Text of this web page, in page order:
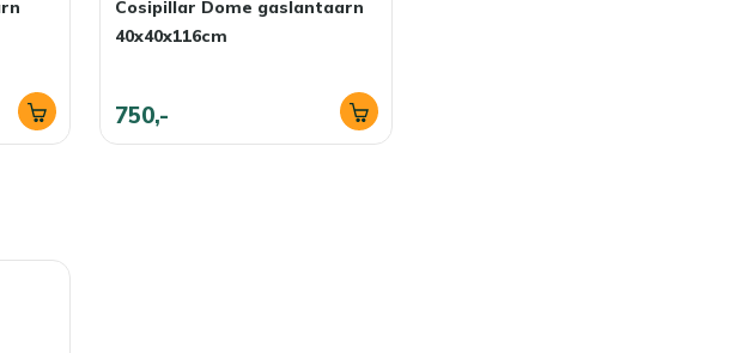
kussens fris,
Cosipillar Dome gaslantaarn
40x40x116cm
750,-